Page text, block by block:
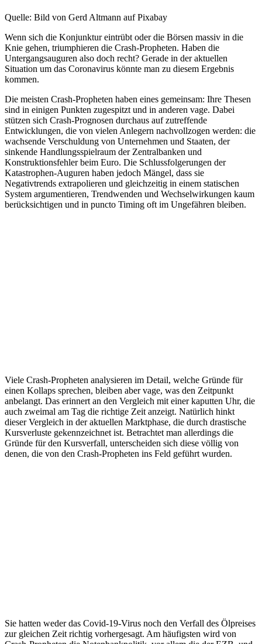
Quelle: Bild von Gerd Altmann auf Pixabay
Wenn sich die Konjunktur eintrübt oder die Börsen massiv in die
Knie gehen, triumphieren die Crash-Propheten. Haben die
Untergangsauguren also doch recht? Gerade in der aktuellen
Situation um das Coronavirus könnte man zu diesem Ergebnis
kommen.
Die meisten Crash-Propheten haben eines gemeinsam: Ihre Thesen
sind in einigen Punkten zugespitzt und in anderen vage. Dabei
stützen sich Crash-Prognosen durchaus auf zutreffende
Entwicklungen, die von vielen Anlegern nachvollzogen werden: die
wachsende Verschuldung von Unternehmen und Staaten, der
sinkende Handlungsspielraum der Zentralbanken und
Konstruktionsfehler beim Euro. Die Schlussfolgerungen der
Katastrophen-Auguren haben jedoch Mängel, dass sie
Negativtrends extrapolieren und gleichzeitig in einem statischen
System argumentieren, Trendwenden und Wechselwirkungen kaum
berücksichtigen und in puncto Timing oft im Ungefähren bleiben.
Viele Crash-Propheten analysieren im Detail, welche Gründe für
einen Kollaps sprechen, bleiben aber vage, was den Zeitpunkt
anbelangt. Das erinnert an den Vergleich mit einer kaputten Uhr, die
auch zweimal am Tag die richtige Zeit anzeigt. Natürlich hinkt
dieser Vergleich in der aktuellen Marktphase, die durch drastische
Kursverluste gekennzeichnet ist. Betrachtet man allerdings die
Gründe für den Kursverfall, unterscheiden sich diese völlig von
denen, die von den Crash-Propheten ins Feld geführt wurden.
Sie hatten weder das Covid-19-Virus noch den Verfall des Ölpreises
zur gleichen Zeit richtig vorhergesagt. Am häufigsten wird von